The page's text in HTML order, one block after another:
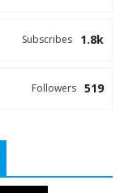
1.8k
Subscribes
519
Followers